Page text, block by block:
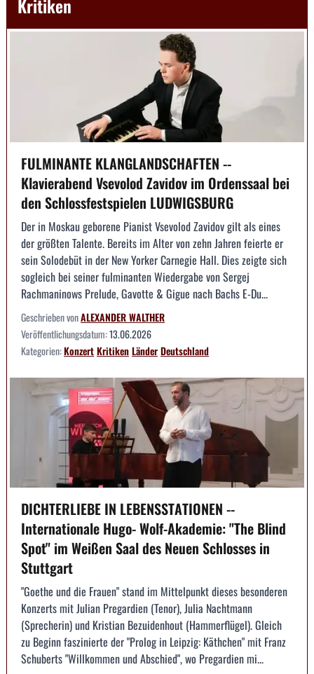
Kritiken
FULMINANTE KLANGLANDSCHAFTEN --
Klavierabend Vsevolod Zavidov im Ordenssaal bei
den Schlossfestspielen LUDWIGSBURG
Der in Moskau geborene Pianist Vsevolod Zavidov gilt als eines
der größten Talente. Bereits im Alter von zehn Jahren feierte er
sein Solodebüt in der New Yorker Carnegie Hall. Dies zeigte sich
sogleich bei seiner fulminanten Wiedergabe von Sergej
Rachmaninows Prelude, Gavotte & Gigue nach Bachs E-Du...
Geschrieben vonALEXANDER WALTHER
Veröffentlichungsdatum:13.06.2026
Kategorien:KonzertKritikenLänderDeutschland
DICHTERLIEBE IN LEBENSSTATIONEN --
Internationale Hugo- Wolf-Akademie: "The Blind
Spot" im Weißen Saal des Neuen Schlosses in
Stuttgart
"Goethe und die Frauen" stand im Mittelpunkt dieses besonderen
Konzerts mit Julian Pregardien (Tenor), Julia Nachtmann
(Sprecherin) und Kristian Bezuidenhout (Hammerflügel). Gleich
zu Beginn faszinierte der "Prolog in Leipzig: Käthchen" mit Franz
Schuberts "Willkommen und Abschied", wo Pregardien mi...